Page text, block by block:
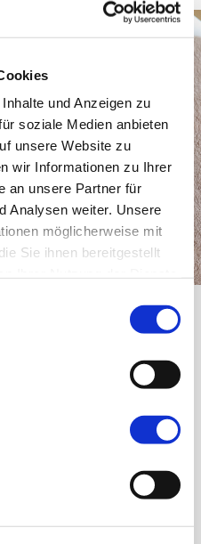
und Anzeigen zu
soziale Medien anbieten
unsere Website zu
wir Informationen zu Ihrer
an unsere Partner für
Analysen weiter. Unsere
möglicherweise mit
Sie ihnen bereitgestellt